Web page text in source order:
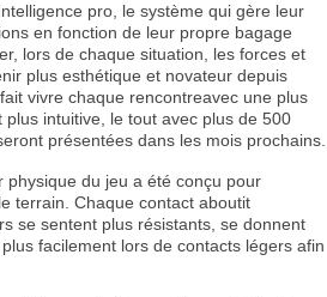
pro, le système qui gère leur
en fonction de leur propre bagage
lors de chaque situation, les forces et
plus esthétique et novateur depuis
vivre chaque rencontreavec une plus
intuitive, le tout avec plus de 500
présentées dans les mois prochains.
du jeu a été conçu pour
terrain. Chaque contact aboutit
se sentent plus résistants, se donnent
facilement lors de contacts légers afin